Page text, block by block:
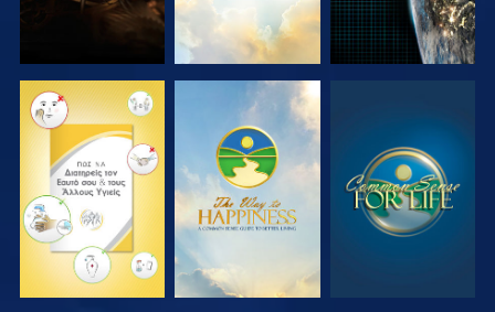
ΠΑΡΑΚΟΛΟΥΘΗΣΤΕ ΠΑΡΑΚΟΛΟΥΘΗΣΤΕ ΠΑΡΑΚΟΛΟΥΘΗΣΤΕ